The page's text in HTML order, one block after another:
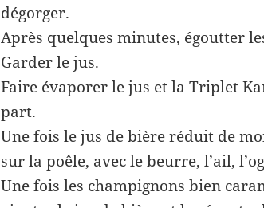
dégorger.
Après quelques minutes, égoutter
Garder le jus.
Faire évaporer le jus et la Triplet
part.
Une fois le jus de bière réduit de
sur la poêle, avec le beurre, l’ail,
Une fois les champignons bien